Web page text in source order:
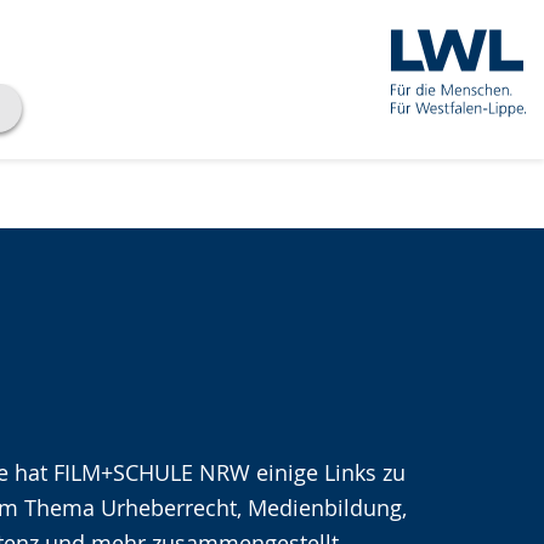
hat FILM+SCHULE NRW einige Links zu
Thema Urheberrecht, Medienbildung,